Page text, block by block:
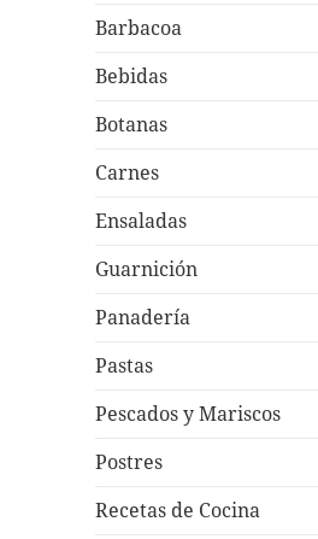
Barbacoa
Bebidas
Botanas
Carnes
Ensaladas
Guarnición
Panadería
Pastas
Pescados y Mariscos
Postres
Recetas de Cocina